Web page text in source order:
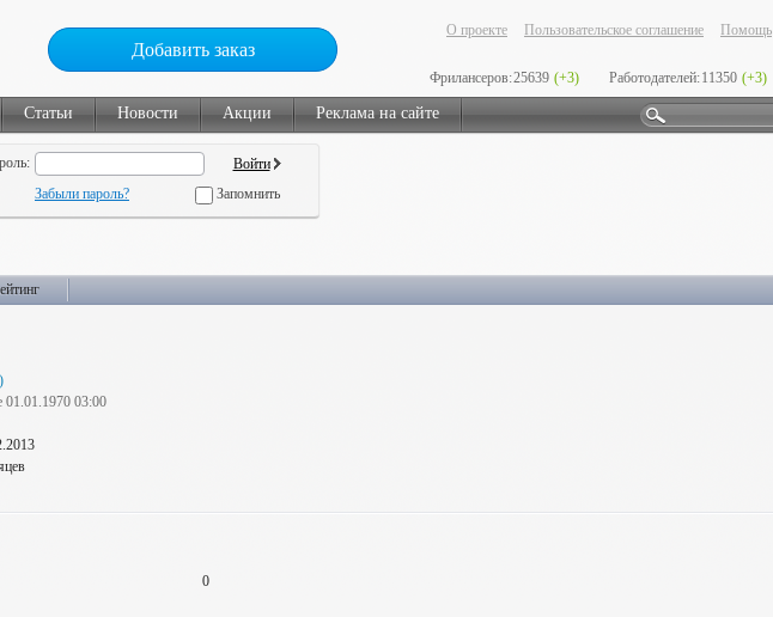
Добавить заказ
О проекте Пользовательское соглашение Помощь
Фрилансеров:25639 (+3) Работодателей:11350 (+3)
Статьи Новости Акции Реклама на сайте
Забыли пароль? Запомнить
01.01.1970 03:00
0